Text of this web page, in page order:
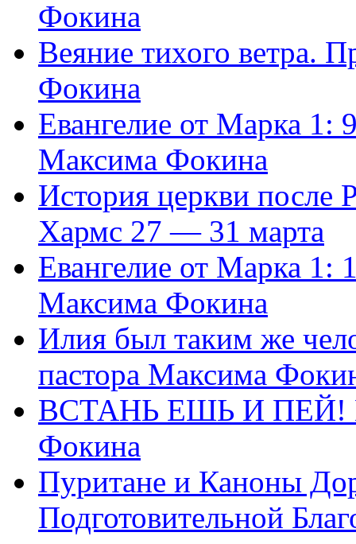
Фокина
Веяние тихого ветра.
Фокина
Евангелие от Марка 1:
Максима Фокина
История церкви
Хармс 27 — 31 марта
Евангелие от Марка 1:
Максима Фокина
Илия был таким же
пастора Максима
ВСТАНЬ ЕШЬ И ПЕЙ!
Фокина
Пуритане и Каноны
Подготовительной